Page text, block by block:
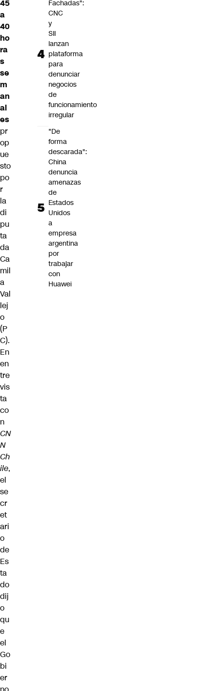
45
a
40
ho
ra
s
se
m
an
al
es
pr
op
ue
sto
po
r
la
di
pu
ta
da
Ca
mil
a
Val
lej
o
(P
C).
En
en
tre
vis
ta
co
n
CN
N
Ch
ile,
el
se
cr
et
ari
o
de
Es
ta
do
dij
o
qu
e
el
Go
bi
er
Fachadas":
CNC
y
SII
lanzan
plataforma
para
denunciar
negocios
de
funcionamiento
irregular
"De
forma
descarada":
China
denuncia
amenazas
de
Estados
Unidos
a
empresa
argentina
por
trabajar
con
Huawei